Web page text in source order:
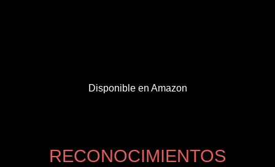
Disponible en Amazon
RECONOCIMIENTOS